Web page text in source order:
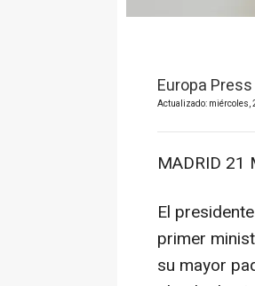
Europa
Actualizado: miércoles,
MADRID 21
El
primer
su mayor